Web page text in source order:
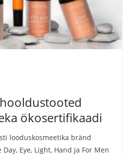
ökosertifikaadi
looduskosmeetika bränd
Eye, Light, Hand ja For Men